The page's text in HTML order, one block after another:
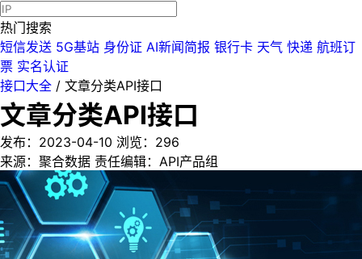
热门搜索
短信发送 5G基站 身份证 AI新闻简报 银行卡 天气 快递 航班订
票 实名认证
接口大全 / 文章分类API接口
文章分类API接口
发布：2023-04-10 浏览： 296
来源：聚合数据 责任编辑：API产品组